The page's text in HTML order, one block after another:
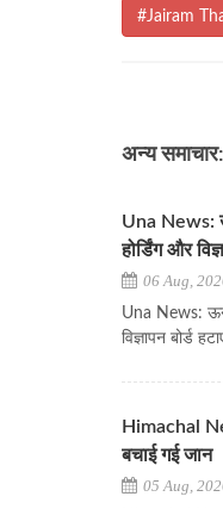
#Jairam
अन्य समाचार:
Una News:
होर्डिंग और
06 Aug,
Una News:
विज्ञापन बोर्ड
Himachal
बचाई गई जान
05 Aug,